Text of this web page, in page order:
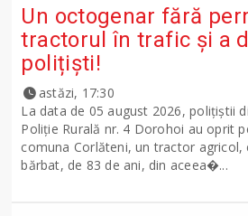
Un octogenar fără
tractorul în trafic și a
polițiști!
astăzi, 17:30
La data de 05 august 2026, polițiștii
Poliție Rurală nr. 4 Dorohoi au oprit
comuna Corlăteni, un tractor agricol,
bărbat, de 83 de ani, din aceea�...